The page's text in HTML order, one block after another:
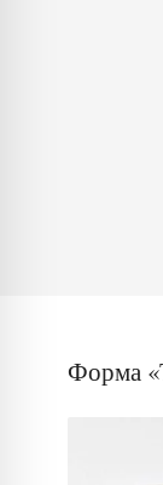
Форма